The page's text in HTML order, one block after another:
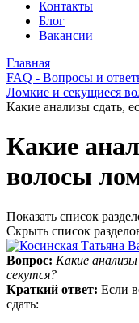
Контакты
Блог
Вакансии
Главная
FAQ - Вопросы и
Ломкие и секущиеся
Какие анализы сдать,
Какие
волосы
Показать список
Скрыть список
Вопрос: Какие
секутся?
Краткий ответ: Если
сдать: